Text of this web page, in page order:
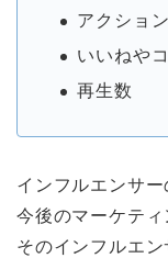
アクショ
いいねや
再生数
インフルエンサ
今後のマーケティ
そのインフルエ